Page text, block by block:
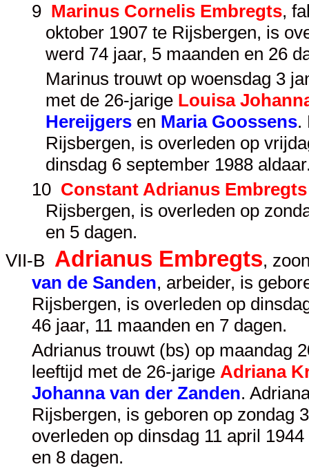
9 Marinus Cornelis Embregts,
oktober 1907 te Rijsbergen, is
werd 74 jaar, 5 maanden en 26
Marinus trouwt op woensdag 3
met de 26-jarige Louisa
Hereijgersen Maria Goossens.
Rijsbergen, is overleden op
dinsdag 6 september 1988
10 Constant Adrianus Embregts
Rijsbergen, is overleden op
en 5 dagen.
VII-B Adrianus Embregts,
van de Sanden, arbeider, is
Rijsbergen, is overleden op
46 jaar, 11 maanden en 7 dagen.
Adrianus trouwt (bs) op maandag
leeftijd met de 26-jarigeAdriana
Johanna van der Zanden.
Rijsbergen, is geboren op zondag
overleden op dinsdag 11 april
en 8 dagen.